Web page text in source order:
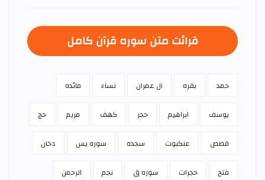
قرائت متن سوره قرآن كامل
حمد بقره آل عمران نساء مائده
يوسف ابراهيم حجر كهف مريم حج
قصص عنكبوت سجده سوره يس دخان
فتح حجرات سوره ق نجم الرحمن